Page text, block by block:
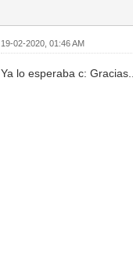
19-02-2020, 01:46 AM
Ya lo esperaba c: Gracias...